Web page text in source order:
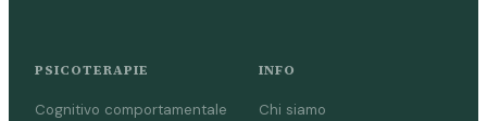
PSICOTERAPIE
Cognitivo comportamentale
INFO
Chi siamo